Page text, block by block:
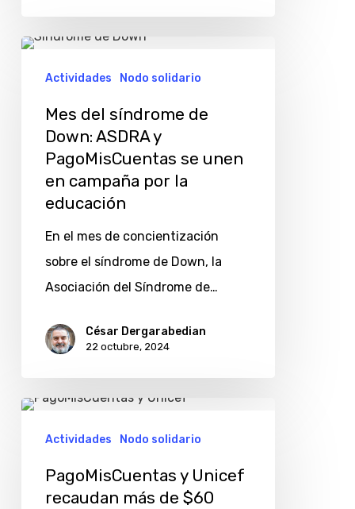
Mes
Down:
ASDRA
campaña
educación
Actividades Nodo solidario
Mes del síndrome de
Down: ASDRA y
PagoMisCuentas se unen
en campaña por la
educación
En el mes de concientización
sobre el síndrome de Down, la
Asociación del Síndrome de…
César Dergarabedian
22 octubre, 2024
PagoMisCuentas
recaudan
Actividades Nodo solidario
PagoMisCuentas y Unicef
recaudan más de $60